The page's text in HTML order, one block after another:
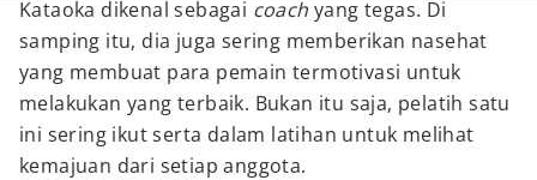
Kataoka dikenal sebagai coach yang tegas. Di
samping itu, dia juga sering memberikan nasehat
yang membuat para pemain termotivasi untuk
melakukan yang terbaik. Bukan itu saja, pelatih satu
ini sering ikut serta dalam latihan untuk melihat
kemajuan dari setiap anggota.